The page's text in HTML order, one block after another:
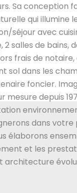
Sa conception
qui illumine
séjour avec
2 salles de bains,
frais de
sol dans les
foncier.
mesure depuis
dans
élaborons
et les
architecture